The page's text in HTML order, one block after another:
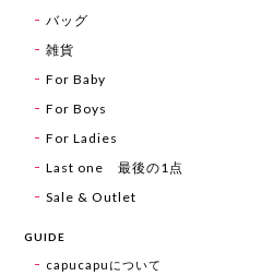
バッグ
雑貨
For Baby
For Boys
For Ladies
Last one 最後の1点
Sale & Outlet
GUIDE
capucapuについて